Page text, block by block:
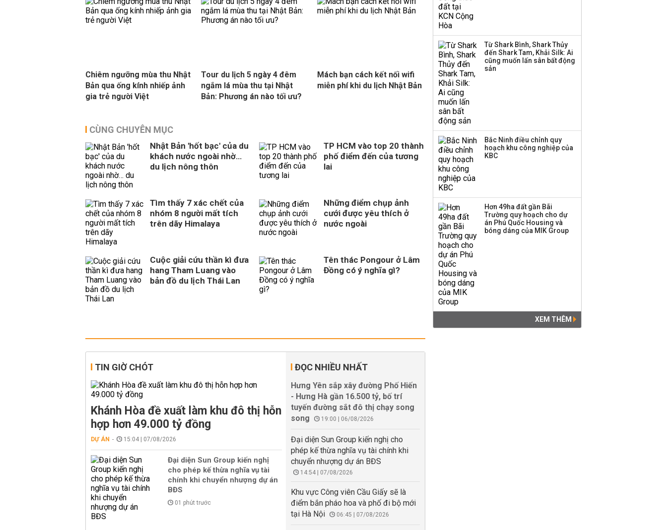
Chiêm ngưỡng mùa thu Nhật
Bản qua ống kính nhiếp ảnh
gia trẻ người Việt
Tour du lịch 5 ngày 4 đêm
ngắm lá mùa thu tại Nhật
Bản: Phương án nào tối ưu?
Mách bạn cách kết nối wifi
miễn phí khi du lịch Nhật Bản
CÙNG CHUYÊN MỤC
Nhật Bản 'hốt bạc' của du
khách nước ngoài nhờ…
du lịch nông thôn
TP HCM vào top 20 thành
phố điểm đến của tương
lai
Tìm thấy 7 xác chết của
nhóm 8 người mất tích
trên dãy Himalaya
Những điểm chụp ảnh
cưới được yêu thích ở
nước ngoài
Cuộc giải cứu thần kì đưa
hang Tham Luang vào
bản đồ du lịch Thái Lan
Tên thác Pongour ở Lâm
Đồng có ý nghĩa gì?
TIN GIỜ CHÓT
Khánh Hòa đề xuất làm khu đô thị hỗn
hợp hơn 49.000 tỷ đồng
DỰ ÁN 15:04 | 07/08/2026
Đại diện Sun Group kiến nghị
cho phép kế thừa nghĩa vụ tài
chính khi chuyển nhượng dự án
BĐS
01 phút trước
ĐỌC NHIỀU NHẤT
Hưng Yên sắp xây đường Phố Hiến
- Hưng Hà gần 16.500 tỷ, bố trí
tuyến đường sắt đô thị chạy song
song
19:00 | 06/08/2026
Đại diện Sun Group kiến nghị cho
phép kế thừa nghĩa vụ tài chính khi
chuyển nhượng dự án BĐS
14:54 | 07/08/2026
Khu vực Công viên Cầu Giấy sẽ là
điểm bắn pháo hoa và phố đi bộ mới
tại Hà Nội
06:45 | 07/08/2026
Việt Nam muốn phát
triển quỹ hưu trí: Từ tiết
kiệm gia đình thành
Từ Shark Bình, Shark Thủy
đến Shark Tam, Khải Silk: Ai
cũng muốn lấn sân bất động
sản
Bắc Ninh điều chỉnh quy
hoạch khu công nghiệp của
KBC
Hơn 49ha đất gần Bãi
Trường quy hoạch cho dự
án Phú Quốc Housing và
bóng dáng của MIK Group
XEM THÊM